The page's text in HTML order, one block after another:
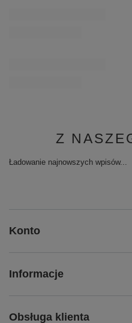
Z
Ładowanie najnowszych wpisów...
Konto
Informacje
Obsługa klienta